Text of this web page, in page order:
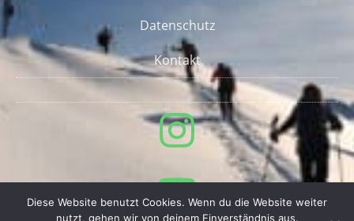
Datenschutz
Kontakt
Diese Website benutzt Cookies. Wenn du die Website weiter
nutzt, gehen wir von deinem Einverständnis aus.